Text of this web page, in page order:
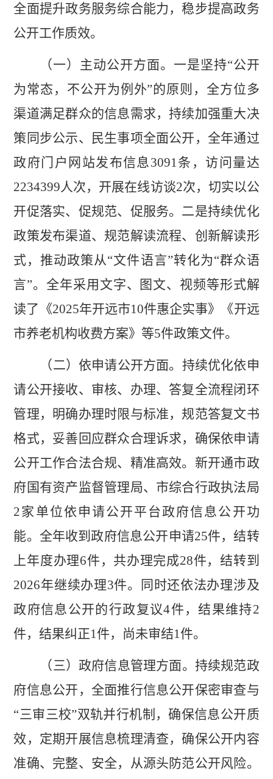
全面提升政务服务综合能力，稳步提高政务
公开工作质效。
（一）主动公开方面。 一是坚持“公开
为常态，不公开为例外”的原则，全方位多
渠道满足群众的信息需求，持续加强重大决
策同步公示、民生事项全面公开，全年通过
政府门户网站发布信息 3091 条，访问量达
2234399 人次，开展在线访谈2次，切实以公
开促落实、促规范、促服务。二是持续优化
政策发布渠道、规范解读流程、创新解读形
式，推动政策从“文件语言”转化为“群众语
言”。全年采用文字、图文、视频等形式解
读了《2025年开远市10件惠企实事》《开远
市养老机构收费方案》等5件政策文件。
（二）依申请公开方面。 持续优化依申
请公开接收、审核、办理、答复全流程闭环
管理，明确办理时限与标准，规范答复文书
格式，妥善回应群众合理诉求，确保依申请
公开工作合法合规、精准高效。新开通市政
府国有资产监督管理局、市综合行政执法局
2家单位依申请公开平台政府信息公开功
能。全年收到政府信息公开申请25件，结转
上年度办理6件，共办理完成28件，结转到
2026年继续办理3件。同时还依法办理涉及
政府信息公开的行政复议4件，结果维持2
件，结果纠正1件，尚未审结1件。
（三）政府信息管理方面。 持续规范政
府信息公开，全面推行信息公开保密审查与
“三审三校”双轨并行机制，确保信息公开质
效，定期开展信息梳理清查，确保公开内容
准确、完整、安全，从源头防范公开风险。